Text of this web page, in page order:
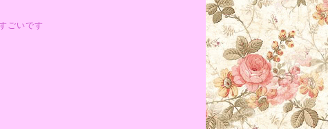
ごいです